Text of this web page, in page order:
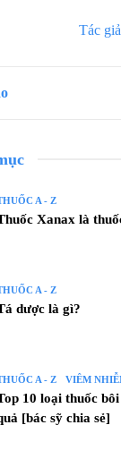
Tác
A - Z
Xanax là
A - Z
dược là gì?
A - Z VIÊM
10 loại thuốc
[bác sỹ chia sẻ]